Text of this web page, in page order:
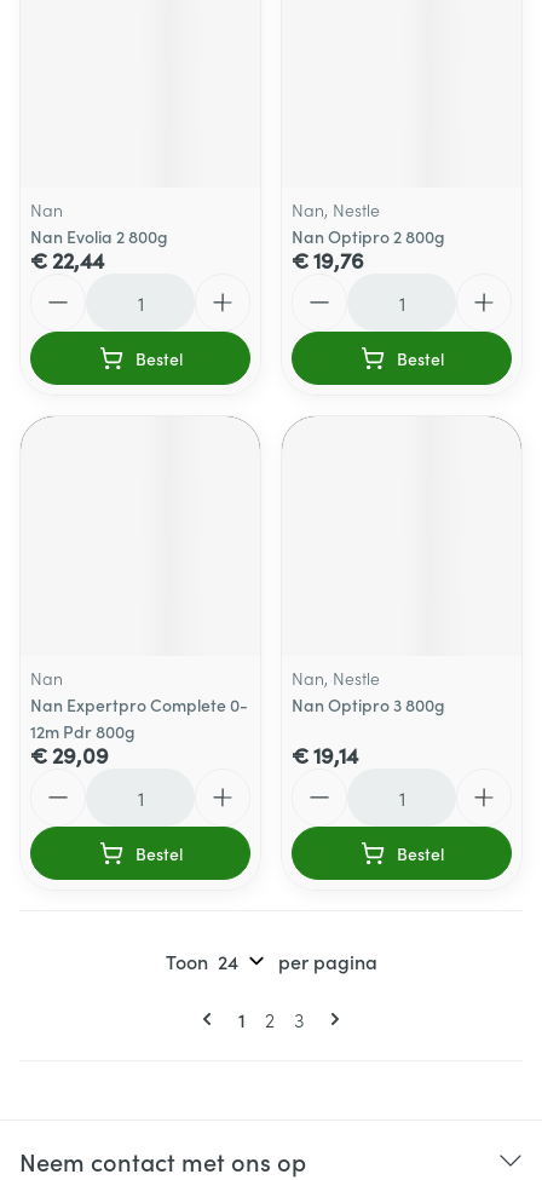
Nan
Nan Evolia 2 800g
€ 22,44
Bestel
Nan, Nestle
Nan Optipro 2 800g
€ 19,76
Bestel
Nan
Nan Expertpro Complete 0-
12m Pdr 800g
€ 29,09
Bestel
Nan, Nestle
Nan Optipro 3 800g
€ 19,14
Bestel
Pagina's
U lees momenteel pagina
1 Pagina
2 Pagina
3
Toon per pagina
Neem contact met ons op